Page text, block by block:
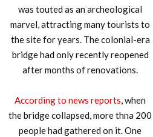
was touted as an archeological
marvel, attracting many tourists to
the site for years. The colonial-era
bridge had only recently reopened
after months of renovations.
According to news reports, when
the bridge collapsed, more thna 200
people had gathered on it. One